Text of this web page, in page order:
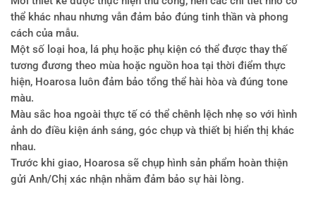
thể khác nhau nhưng vẫn đảm bảo đúng tinh thần và phong
cách của mẫu.
Một số loại hoa, lá phụ hoặc phụ kiện có thể được thay thế
tương đương theo mùa hoặc nguồn hoa tại thời điểm thực
hiện, Hoarosa luôn đảm bảo tổng thể hài hòa và đúng tone
màu.
Màu sắc hoa ngoài thực tế có thể chênh lệch nhẹ so với hình
ảnh do điều kiện ánh sáng, góc chụp và thiết bị hiển thị khác
nhau.
Trước khi giao, Hoarosa sẽ chụp hình sản phẩm hoàn thiện
gửi Anh/Chị xác nhận nhằm đảm bảo sự hài lòng.